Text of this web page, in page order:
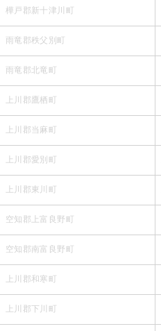
樺戸郡新十津川町
雨竜郡秩父別町
雨竜郡北竜町
上川郡鷹栖町
上川郡当麻町
上川郡愛別町
上川郡東川町
空知郡上富良野町
空知郡南富良野町
上川郡和寒町
上川郡下川町